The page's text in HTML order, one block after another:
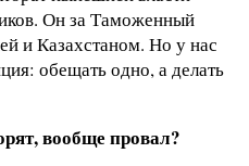
Он за Таможенный
и Казахстаном. Но у нас
обещать одно, а делать
вообще провал?